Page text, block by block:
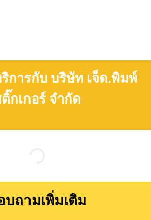
การกับ บริษัท เจ็ด.พิมพ์
กเกอร์ จำกัด
บถามเพิ่มเติม